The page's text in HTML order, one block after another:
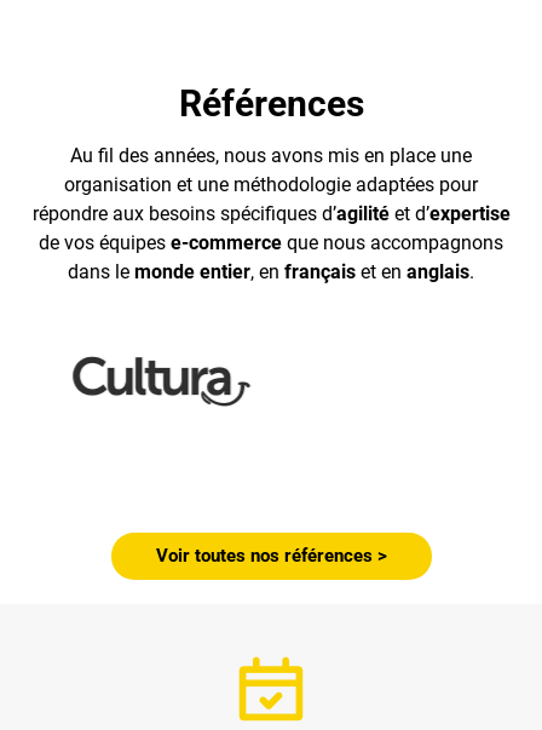
Références
Au fil des années, nous avons mis en place une
organisation et une méthodologie adaptées pour
répondre aux besoins spécifiques d’agilitéet d’expertise
de vos équipes e-commerce que nous accompagnons
dans le monde entier, en français et en anglais.
Voir toutes nos références >